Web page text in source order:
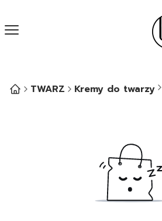
Menu
TWARZ Kremy do twarzy